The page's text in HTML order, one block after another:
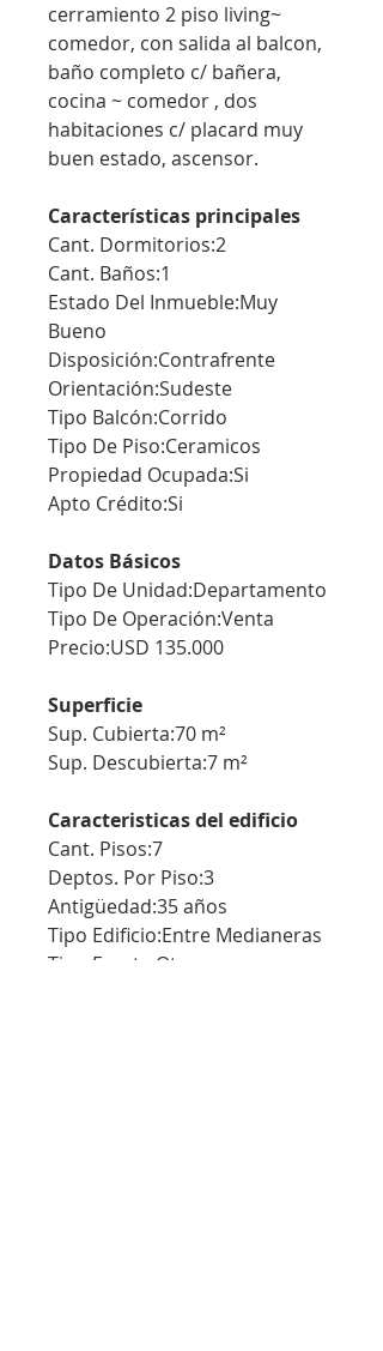
cerramiento 2 piso living~
comedor, con salida al balcon,
baño completo c/ bañera,
cocina ~ comedor , dos
habitaciones c/ placard muy
buen estado, ascensor.
Características principales
Cant. Dormitorios:2
Cant. Baños:1
Estado Del Inmueble:Muy
Bueno
Disposición:Contrafrente
Orientación:Sudeste
Tipo Balcón:Corrido
Tipo De Piso:Ceramicos
Propiedad Ocupada:Si
Apto Crédito:Si
Datos Básicos
Tipo De Unidad:Departamento
Tipo De Operación:Venta
Precio:USD 135.000
Superficie
Sup. Cubierta:70 m²
Sup. Descubierta:7 m²
Caracteristicas del edificio
Cant. Pisos:7
Deptos. Por Piso:3
Antigüedad:35 años
Tipo Edificio:Entre Medianeras
Tipo Frente:Otro